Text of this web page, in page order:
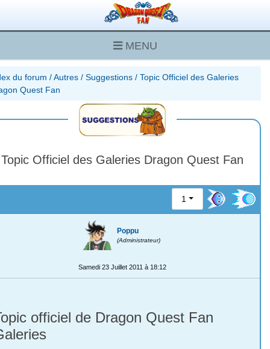
MENU
du forum /Autres / Suggestions / Topic Officiel des Galeries
Quest Fan
Topic Officiel des Galeries Dragon Quest Fan
1
Poppu
(Administrateur)
Samedi 23 Juillet 2011 à 18:12
officiel de Dragon Quest Fan